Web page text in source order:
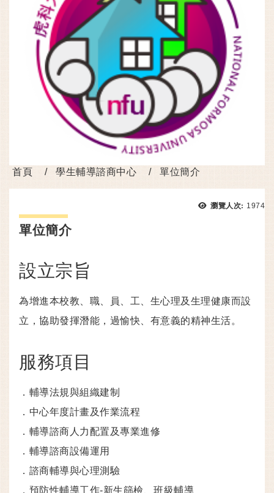
首頁 學生輔導諮商中心 單位簡介
瀏覽人次: 瀏覽
1974
單位簡介
設立宗旨
為增進本校教、職、員、工、生心理及生理健康而設
立，協助發揮潛能，過愉快、有意義的精神生活。
服務項目
．輔導法規與組織建制
．中心年度計畫及作業流程
．輔導諮商人力配置及專業進修
．輔導諮商設備運用
．諮商輔導與心理測驗
．預防性輔導工作-新生篩檢、班級輔導